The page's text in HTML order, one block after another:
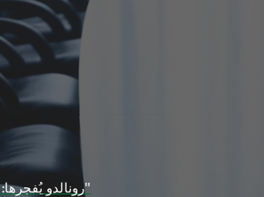
رونالدو يُفجرها: ميسي لن ينافس على "الكرة الذهبية"